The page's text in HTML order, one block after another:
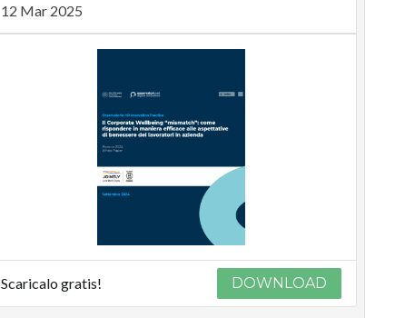
12 Mar 2025
Scaricalo gratis! DOWNLOAD